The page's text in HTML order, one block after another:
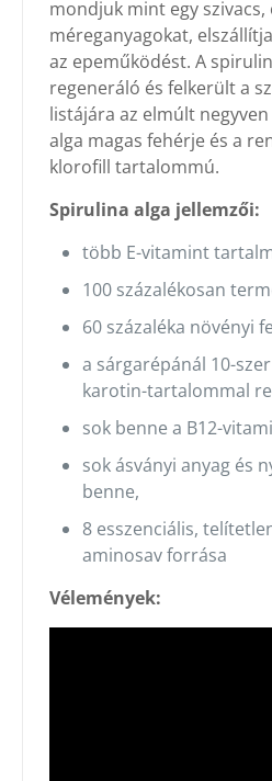
mondjuk mint egy szivacs,
méreganyagokat,
az epeműködést. A
regeneráló és felkerült a
listájára az elmúlt
alga magas fehérje és a
klorofill tartalommú.
Spirulina alga jellemzői:
több E-vitamint
100 százalékosan
60 százaléka növényi
a sárgarépánál 10-
karotin-tartalommal
sok benne a B12-
sok ásványi anyag és
benne,
8 esszenciális,
aminosav forrása
Vélemények: